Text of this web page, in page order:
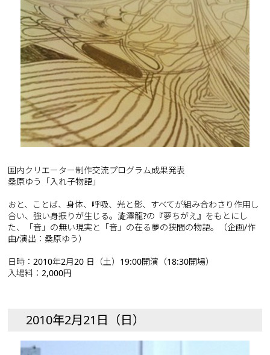
国内クリエーター制作交流プログラム成果発表
桑原ゆう「入れ子物語」
おと、ことば、身体、呼吸、光と影、すべてが組み合わさり作用し
合い、強い身振りが生じる。澁澤龍?の『夢ちがえ』をもとにし
た、「音」の無い現実と「音」の在る夢の狭間の物語。（企画/作
曲/演出：桑原ゆう）
日時：2010年2月20 日（土）19:00開演（18:30開場）
入場料：2,000円
2010年2月21日（日）